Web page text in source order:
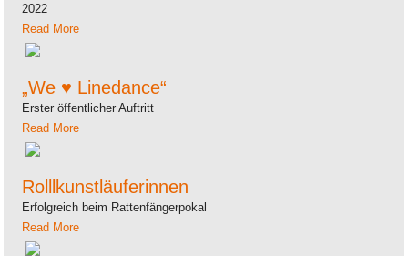
2022
Read More
„We ♥ Linedance“
Erster öffentlicher Auftritt
Read More
Rolllkunstläuferinnen
Erfolgreich beim Rattenfängerpokal
Read More